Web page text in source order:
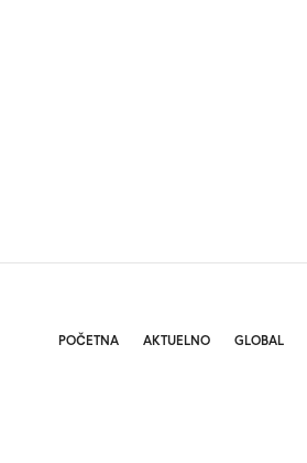
POČETNA AKTUELNO GLOBAL